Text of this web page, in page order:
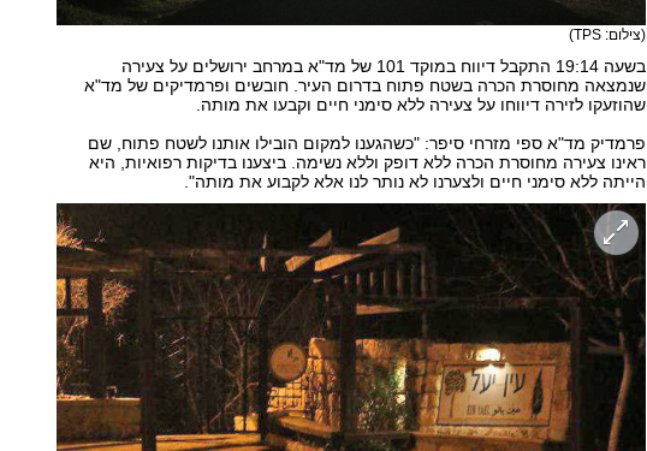
(צילום: TPS)
בשעה 19:14 התקבל דיווח במוקד 101 של מד"א במרחב ירושלים על צעירה
שנמצאה מחוסרת הכרה בשטח פתוח בדרום העיר. חובשים ופרמדיקים של מד"א
שהוזעקו לזירה דיווחו על צעירה ללא סימני חיים וקבעו את מותה.
פרמדיק מד"א ספי מזרחי סיפר: "כשהגענו למקום הובילו אותנו לשטח פתוח, שם
ראינו צעירה מחוסרת הכרה ללא דופק וללא נשימה. ביצענו בדיקות רפואיות, היא
הייתה ללא סימני חיים ולצערנו לא נותר לנו אלא לקבוע את מותה".